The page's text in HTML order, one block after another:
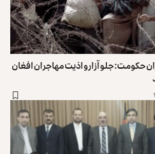
حکومت: جلو آزار و اذیت مهاجران افغان